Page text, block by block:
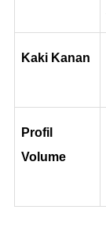
Kaki Kanan
Profil
Volume